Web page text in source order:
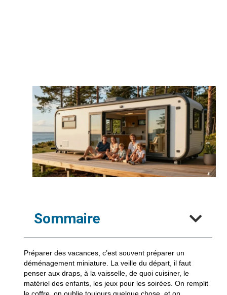
Sommaire
Préparer des vacances, c’est souvent préparer un
déménagement miniature. La veille du départ, il faut
penser aux draps, à la vaisselle, de quoi cuisiner, le
matériel des enfants, les jeux pour les soirées. On remplit